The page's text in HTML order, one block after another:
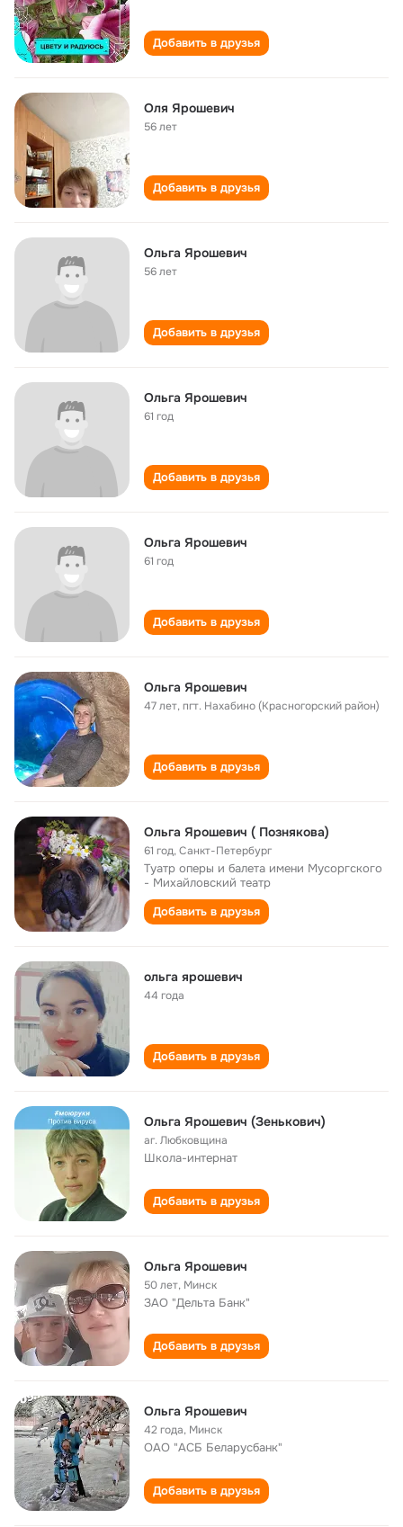
Добавить в друзья
Оля Ярошевич
56 лет
Добавить в друзья
Ольга Ярошевич
56 лет
Добавить в друзья
Ольга Ярошевич
61 год
Добавить в друзья
Ольга Ярошевич
61 год
Добавить в друзья
Ольга Ярошевич
47 лет,пгт. Нахабино (Красногорский район)
Добавить в друзья
Ольга Ярошевич ( Познякова)
61 год,Санкт-Петербург
Туатр оперы и балета имени Мусоргского
- Михайловский театр
Добавить в друзья
ольга ярошевич
44 года
Добавить в друзья
Ольга Ярошевич (Зенькович)
аг. Любковщина
Школа-интернат
Добавить в друзья
Ольга Ярошевич
50 лет, Минск
ЗАО "Дельта Банк"
Добавить в друзья
Ольга Ярошевич
42 года, Минск
ОАО "АСБ Беларусбанк"
Добавить в друзья